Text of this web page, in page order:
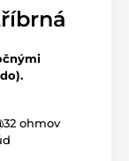
ohmov